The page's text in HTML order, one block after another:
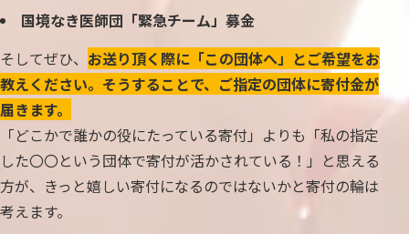
国境なき医師団「緊急チーム」募金
そしてぜひ、 お送り頂く際に「この団体へ」とご希望をお
教えください。そうすることで、ご指定の団体に寄付金が
届きます。
「どこかで誰かの役にたっている寄付」よりも「私の指定
した〇〇という団体で寄付が活かされている！」と思える
方が、きっと嬉しい寄付になるのではないかと寄付の輪は
考えます。